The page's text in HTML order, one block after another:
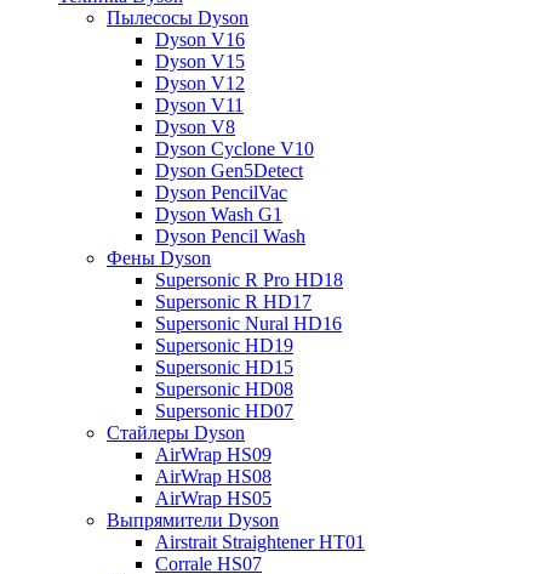
Пылесосы Dyson
Dyson V16
Dyson V15
Dyson V12
Dyson V11
Dyson V8
Dyson Cyclone V10
Dyson Gen5Detect
Dyson PencilVac
Dyson Wash G1
Dyson Pencil Wash
Фены Dyson
Supersonic R Pro HD18
Supersonic R HD17
Supersonic Nural HD16
Supersonic HD19
Supersonic HD15
Supersonic HD08
Supersonic HD07
Стайлеры Dyson
AirWrap HS09
AirWrap HS08
AirWrap HS05
Выпрямители Dyson
Airstrait Straightener HT01
Corrale HS07